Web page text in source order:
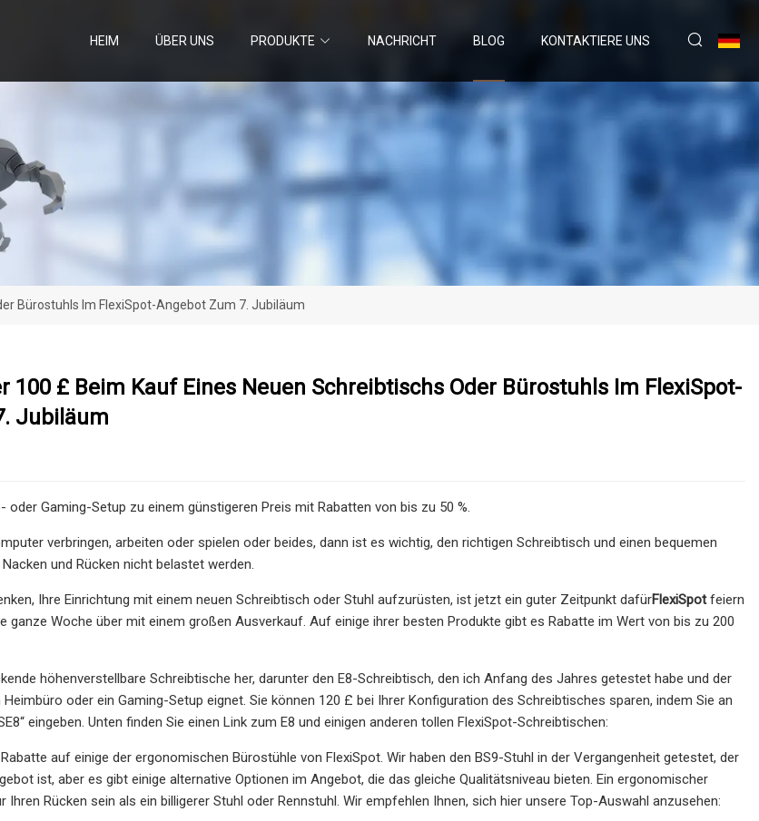
HEIM ÜBER UNS PRODUKTE NACHRICHT BLOG KONTAKTIERE UNS
Bürostuhls Im FlexiSpot-Angebot Zum 7. Jubiläum
100 £ Beim Kauf Eines Neuen Schreibtischs Oder Bürostuhls Im FlexiSpot-
Jubiläum
oder Gaming-Setup zu einem günstigeren Preis mit Rabatten von bis zu 50 %.
verbringen, arbeiten oder spielen oder beides, dann ist es wichtig, den richtigen Schreibtisch und einen bequemen
und Rücken nicht belastet werden.
Ihre Einrichtung mit einem neuen Schreibtisch oder Stuhl aufzurüsten, ist jetzt ein guter Zeitpunkt dafürFlexiSpotfeiern
ganze Woche über mit einem großen Ausverkauf. Auf einige ihrer besten Produkte gibt es Rabatte im Wert von bis zu 200
höhenverstellbare Schreibtische her, darunter den E8-Schreibtisch, den ich Anfang des Jahres getestet habe und der
oder ein Gaming-Setup eignet. Sie können 120 £ bei Ihrer Konfiguration des Schreibtisches sparen, indem Sie an
eingeben. Unten finden Sie einen Link zum E8 und einigen anderen tollen FlexiSpot-Schreibtischen:
auf einige der ergonomischen Bürostühle von FlexiSpot. Wir haben den BS9-Stuhl in der Vergangenheit getestet, der
ist, aber es gibt einige alternative Optionen im Angebot, die das gleiche Qualitätsniveau bieten. Ein ergonomischer
Ihren Rücken sein als ein billigerer Stuhl oder Rennstuhl. Wir empfehlen Ihnen, sich hier unsere Top-Auswahl anzusehen: